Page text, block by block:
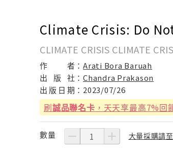
Climate Crisis: Do
CLIMATE CRISIS CLIMATE
作 者：Arati Bora Baruah
出
版 社：Chandra Prakason
出 版 日 期： 2023/07/26
刷誠品聯名卡 ，天天享最高7%回
數量 大量採購請